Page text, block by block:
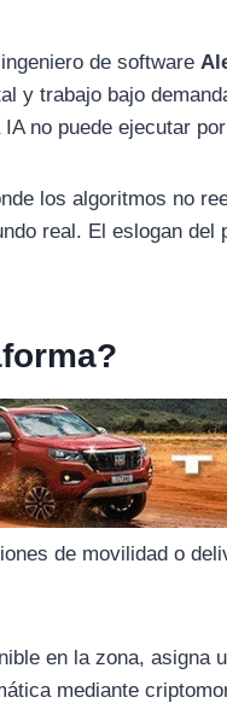
de software
y trabajo bajo
no puede ejecutar
los algoritmos no
real. El eslogan
de movilidad o
en la zona, asigna
mediante